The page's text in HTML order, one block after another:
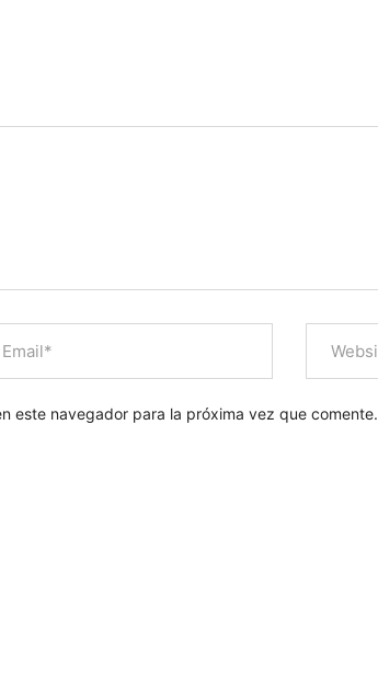
este navegador para la próxima vez que comente.